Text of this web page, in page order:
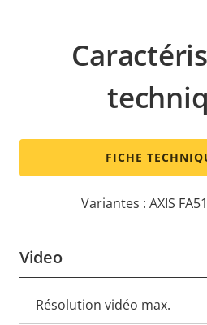
FICHE
Variantes : AXIS
Video
Description
Valeur de
Résolution vidéo max.